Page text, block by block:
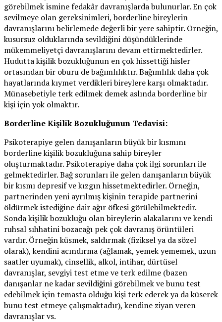
görebilmek ismine fedakâr davranışlarda bulunurlar. En çok
sevilmeye olan gereksinimleri, borderline bireylerin
davranışlarını belirlemede değerli bir yere sahiptir. Örneğin,
kusursuz olduklarında sevildiğini düşündüklerinde
mükemmeliyetçi davranışlarını devam ettirmektedirler.
Hudutta kişilik bozukluğunun en çok hissettiği hisler
ortasından bir oburu de bağımlılıktır. Bağımlılık daha çok
hayatlarında kıymet verdikleri bireylere karşı olmaktadır.
Münasebetiyle terk edilmek demek aslında borderline bir
kişi için yok olmaktır.
Borderline Kişilik Bozukluğunun Tedavisi:
Psikoterapiye gelen danışanların büyük bir kısmını
borderline kişilik bozukluğuna sahip bireyler
oluşturmaktadır. Psikoterapiye daha çok ilgi sorunları ile
gelmektedirler. Bağ sorunları ile gelen danışanların büyük
bir kısmı depresif ve kızgın hissetmektedirler. Örneğin,
partnerinden yeni ayrılmış kişinin terapide partnerini
öldürmek istediğine dair ağır öfkesi görülebilmektedir.
Sonda kişilik bozukluğu olan bireylerin alakalarını ve kendi
ruhsal sıhhatini bozacağı pek çok davranış örüntüleri
vardır. Örneğin küsmek, saldırmak (fiziksel ya da sözel
olarak), kendini acındırma (ağlamak, yemek yememek, uzun
saatler uyumak), cinsellik, alkol, intihar, dürtüsel
davranışlar, sevgiyi test etme ve terk edilme (bazen
danışanlar ne kadar sevildiğini görebilmek ve bunu test
edebilmek için temasta olduğu kişi terk ederek ya da küserek
bunu test etmeye çalışmaktadır), kendine ziyan veren
davranışlar vs.